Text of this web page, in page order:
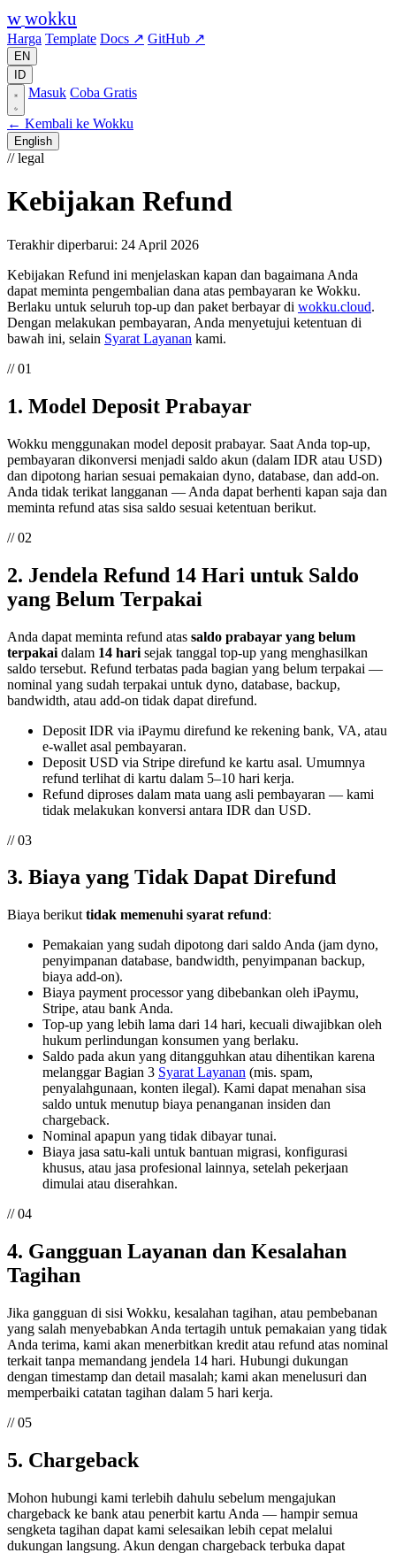
wwokku
Harga Template Docs ↗ GitHub ↗
EN
ID
Masuk Coba Gratis
← Kembali ke Wokku
English
// legal
Kebijakan Refund
Terakhir diperbarui: 24 April 2026
Kebijakan Refund ini menjelaskan kapan dan bagaimana Anda
dapat meminta pengembalian dana atas pembayaran ke Wokku.
Berlaku untuk seluruh top-up dan paket berbayar di wokku.cloud.
Dengan melakukan pembayaran, Anda menyetujui ketentuan di
bawah ini, selain Syarat Layanan kami.
// 01
1. Model Deposit Prabayar
Wokku menggunakan model deposit prabayar. Saat Anda top-up,
pembayaran dikonversi menjadi saldo akun (dalam IDR atau USD)
dan dipotong harian sesuai pemakaian dyno, database, dan add-on.
Anda tidak terikat langganan — Anda dapat berhenti kapan saja dan
meminta refund atas sisa saldo sesuai ketentuan berikut.
// 02
2. Jendela Refund 14 Hari untuk Saldo
yang Belum Terpakai
Anda dapat meminta refund atas saldo prabayar yang belum
terpakai dalam 14 hari sejak tanggal top-up yang menghasilkan
saldo tersebut. Refund terbatas pada bagian yang belum terpakai —
nominal yang sudah terpakai untuk dyno, database, backup,
bandwidth, atau add-on tidak dapat direfund.
Deposit IDR via iPaymu direfund ke rekening bank, VA, atau
e-wallet asal pembayaran.
Deposit USD via Stripe direfund ke kartu asal. Umumnya
refund terlihat di kartu dalam 5–10 hari kerja.
Refund diproses dalam mata uang asli pembayaran — kami
tidak melakukan konversi antara IDR dan USD.
// 03
3. Biaya yang Tidak Dapat Direfund
Biaya berikut tidak memenuhi syarat refund:
Pemakaian yang sudah dipotong dari saldo Anda (jam dyno,
penyimpanan database, bandwidth, penyimpanan backup,
biaya add-on).
Biaya payment processor yang dibebankan oleh iPaymu,
Stripe, atau bank Anda.
Top-up yang lebih lama dari 14 hari, kecuali diwajibkan oleh
hukum perlindungan konsumen yang berlaku.
Saldo pada akun yang ditangguhkan atau dihentikan karena
melanggar Bagian 3 Syarat Layanan (mis. spam,
penyalahgunaan, konten ilegal). Kami dapat menahan sisa
saldo untuk menutup biaya penanganan insiden dan
chargeback.
Nominal apapun yang tidak dibayar tunai.
Biaya jasa satu-kali untuk bantuan migrasi, konfigurasi
khusus, atau jasa profesional lainnya, setelah pekerjaan
dimulai atau diserahkan.
// 04
4. Gangguan Layanan dan Kesalahan
Tagihan
Jika gangguan di sisi Wokku, kesalahan tagihan, atau pembebanan
yang salah menyebabkan Anda tertagih untuk pemakaian yang tidak
Anda terima, kami akan menerbitkan kredit atau refund atas nominal
terkait tanpa memandang jendela 14 hari. Hubungi dukungan
dengan timestamp dan detail masalah; kami akan menelusuri dan
memperbaiki catatan tagihan dalam 5 hari kerja.
// 05
5. Chargeback
Mohon hubungi kami terlebih dahulu sebelum mengajukan
chargeback ke bank atau penerbit kartu Anda — hampir semua
sengketa tagihan dapat kami selesaikan lebih cepat melalui
dukungan langsung. Akun dengan chargeback terbuka dapat